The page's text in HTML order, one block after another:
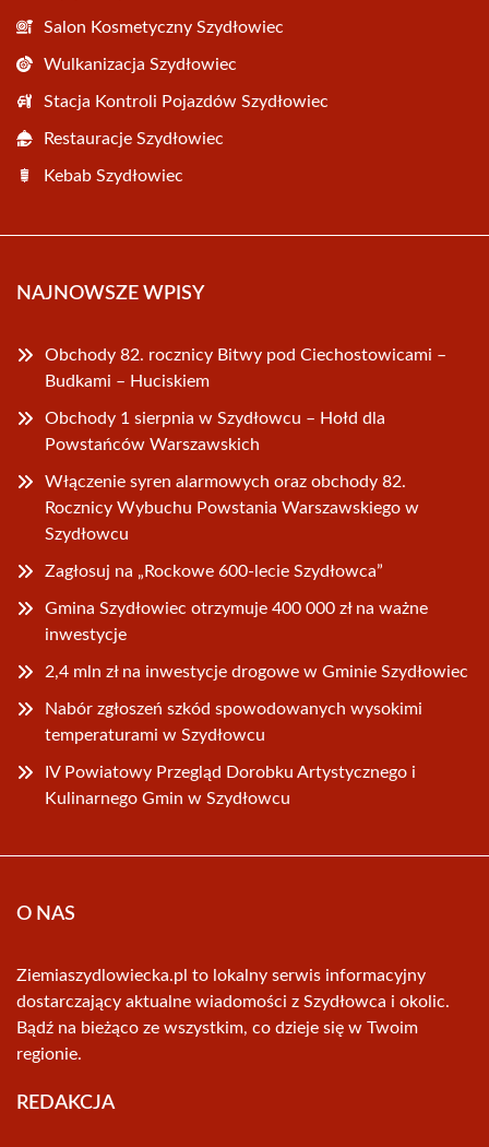
Salon Kosmetyczny Szydłowiec
Wulkanizacja Szydłowiec
Stacja Kontroli Pojazdów Szydłowiec
Restauracje Szydłowiec
Kebab Szydłowiec
NAJNOWSZE WPISY
Obchody 82. rocznicy Bitwy pod Ciechostowicami –
Budkami – Huciskiem
Obchody 1 sierpnia w Szydłowcu – Hołd dla
Powstańców Warszawskich
Włączenie syren alarmowych oraz obchody 82.
Rocznicy Wybuchu Powstania Warszawskiego w
Szydłowcu
Zagłosuj na „Rockowe 600-lecie Szydłowca”
Gmina Szydłowiec otrzymuje 400 000 zł na ważne
inwestycje
2,4 mln zł na inwestycje drogowe w Gminie Szydłowiec
Nabór zgłoszeń szkód spowodowanych wysokimi
temperaturami w Szydłowcu
IV Powiatowy Przegląd Dorobku Artystycznego i
Kulinarnego Gmin w Szydłowcu
O NAS
Ziemiaszydlowiecka.pl to lokalny serwis informacyjny
dostarczający aktualne wiadomości z Szydłowca i okolic.
Bądź na bieżąco ze wszystkim, co dzieje się w Twoim
regionie.
REDAKCJA